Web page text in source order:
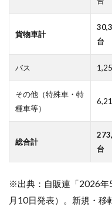
ク系
調
増・
い
すゞ
増
整
界
が
注
貨物車計
台
バス
その他（特殊車・特
種車等）
総合計
台
※出典：自販連「2026年
月10日発表）。新規・移